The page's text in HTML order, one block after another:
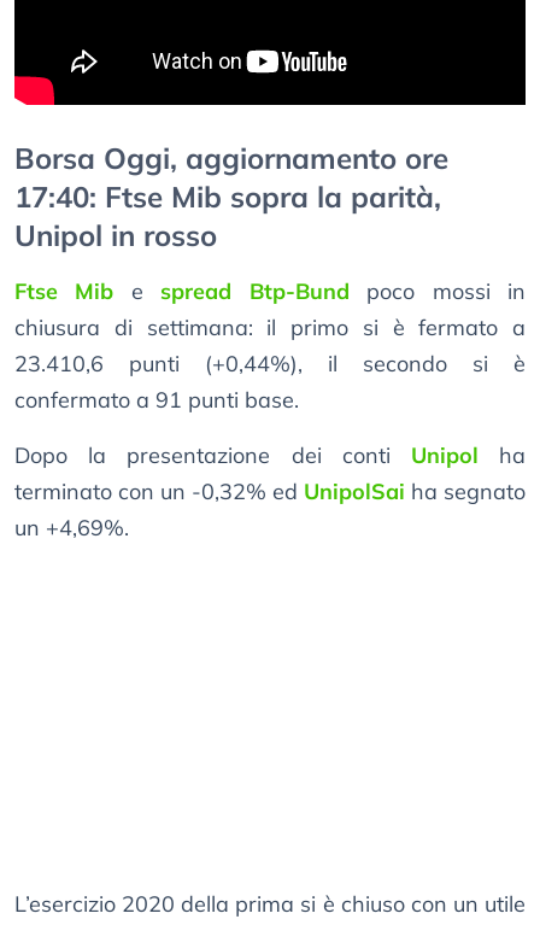
Borsa Oggi, aggiornamento ore
17:40: Ftse Mib sopra la parità,
Unipol in rosso
Ftse Mib e spread Btp-Bund poco mossi in
chiusura di settimana: il primo si è fermato a
23.410,6 punti (+0,44%), il secondo si è
confermato a 91 punti base.
Dopo la presentazione dei conti Unipol ha
terminato con un -0,32% ed UnipolSai ha segnato
un +4,69%.
L’esercizio 2020 della prima si è chiuso con un utile